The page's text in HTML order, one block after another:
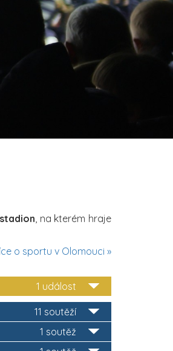
, na kterém hraje
o sportu v Olomouci »
1 událost
11 soutěží
1 soutěž